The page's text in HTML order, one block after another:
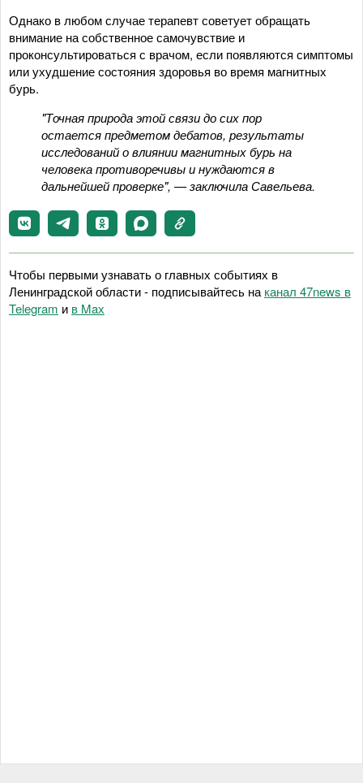
Однако в любом случае терапевт советует обращать
внимание на собственное самочувствие и
проконсультироваться с врачом, если появляются симптомы
или ухудшение состояния здоровья во время магнитных
бурь.
"Точная природа этой связи до сих пор
остается предметом дебатов, результаты
исследований о влиянии магнитных бурь на
человека противоречивы и нуждаются в
дальнейшей проверке", — заключила Савельева.
Чтобы первыми узнавать о главных событиях в
Ленинградской области - подписывайтесь на канал 47news в
Telegram и в Maх